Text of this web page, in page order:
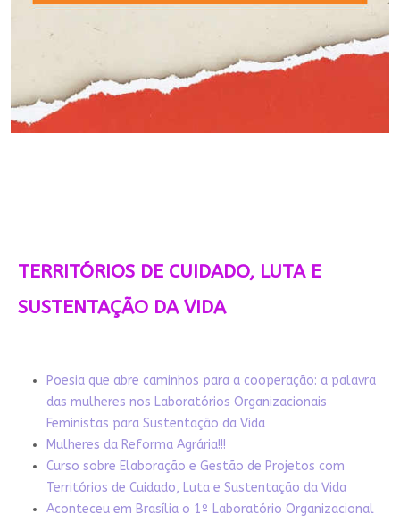
TERRITÓRIOS DE CUIDADO, LUTA E
SUSTENTAÇÃO DA VIDA
Poesia que abre caminhos para a cooperação: a palavra
das mulheres nos Laboratórios Organizacionais
Feministas para Sustentação da Vida
Mulheres da Reforma Agrária!!!
Curso sobre Elaboração e Gestão de Projetos com
Territórios de Cuidado, Luta e Sustentação da Vida
Aconteceu em Brasília o 1º Laboratório Organizacional